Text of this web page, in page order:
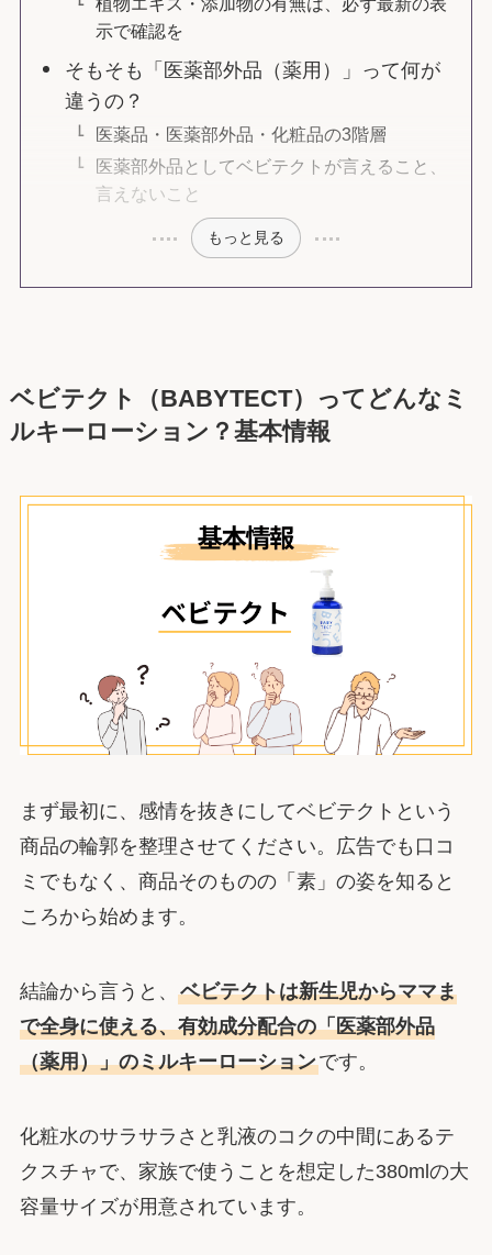
示で確認を
そもそも「医薬部外品（薬用）」って何が
違うの？
医薬品・医薬部外品・化粧品の3階層
医薬部外品としてベビテクトが言えること、
言えないこと
もっと見る
ベビテクト（BABYTECT）ってどんなミ
ルキーローション？基本情報
まず最初に、感情を抜きにしてベビテクトという
商品の輪郭を整理させてください。広告でも口コ
ミでもなく、商品そのものの「素」の姿を知ると
ころから始めます。
結論から言うと、 ベビテクトは新生児からママま
で全身に使える、有効成分配合の「医薬部外品
（薬用）」のミルキーローションです。
化粧水のサラサラさと乳液のコクの中間にあるテ
クスチャで、家族で使うことを想定した380mlの大
容量サイズが用意されています。